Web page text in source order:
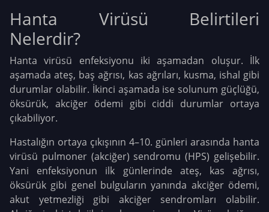
Hanta Virüsü Belirtileri
Nelerdir?
Hanta virüsü enfeksiyonu iki aşamadan oluşur. İlk
aşamada ateş, baş ağrısı, kas ağrıları, kusma, ishal gibi
durumlar olabilir. İkinci aşamada ise solunum güçlüğü,
öksürük, akciğer ödemi gibi ciddi durumlar ortaya
çıkabiliyor.
Hastalığın ortaya çıkışının 4–10. günleri arasında hanta
virüsü pulmoner (akciğer) sendromu (HPS) gelişebilir.
Yani enfeksiyonun ilk günlerinde ateş, kas ağrısı,
öksürük gibi genel bulguların yanında akciğer ödemi,
akut yetmezliği gibi akciğer sendromları olabilir.